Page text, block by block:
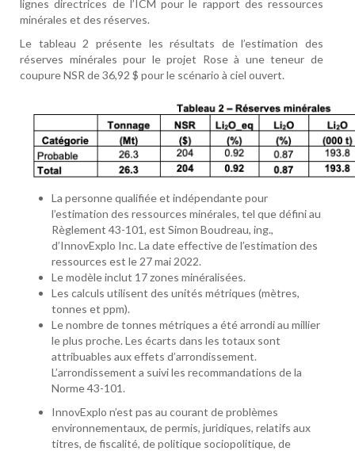
lignes directrices de l’ICM pour le rapport des ressources
minérales et des réserves.
Le tableau 2 présente les résultats de l’estimation des
réserves minérales pour le projet Rose à une teneur de
coupure NSR de 36,92 $ pour le scénario à ciel ouvert.
La personne qualifiée et indépendante pour
l’estimation des ressources minérales, tel que défini au
Règlement 43-101, est Simon Boudreau, ing.,
d’InnovExplo Inc. La date effective de l’estimation des
ressources est le 27 mai 2022.
Le modèle inclut 17 zones minéralisées.
Les calculs utilisent des unités métriques (mètres,
tonnes et ppm).
Le nombre de tonnes métriques a été arrondi au millier
le plus proche. Les écarts dans les totaux sont
attribuables aux effets d’arrondissement.
L’arrondissement a suivi les recommandations de la
Norme 43-101.
InnovExplo n’est pas au courant de problèmes
environnementaux, de permis, juridiques, relatifs aux
titres, de fiscalité, de politique sociopolitique, de